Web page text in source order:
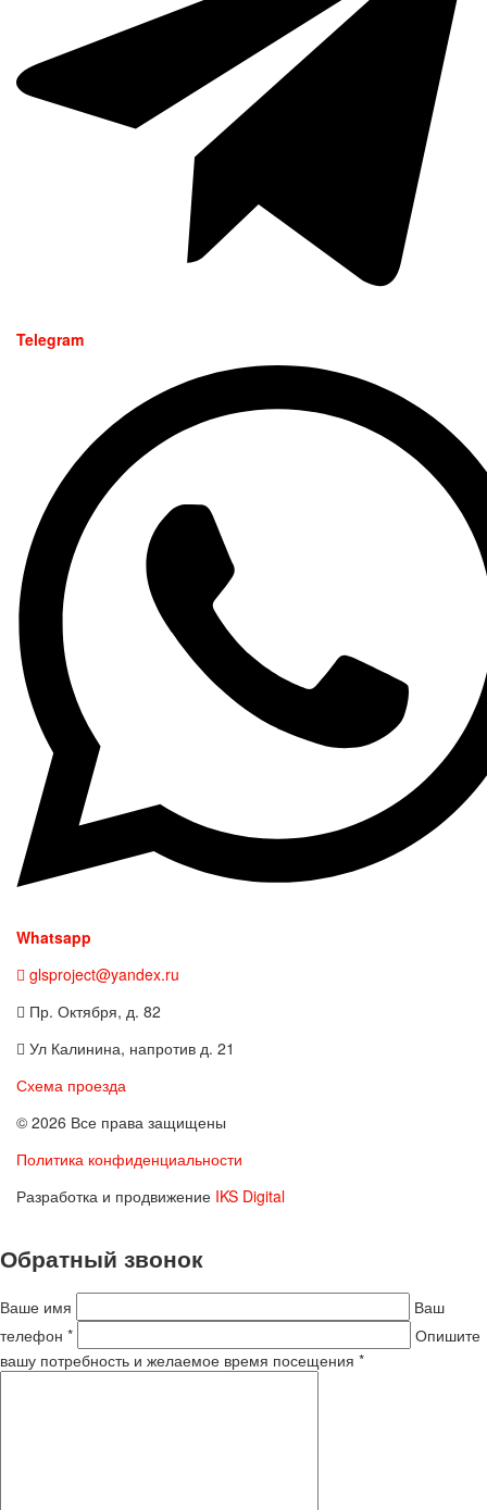
Telegram
Whatsapp
glsproject@yandex.ru
Пр. Октября, д. 82
Ул Калинина, напротив д. 21
Схема проезда
© 2026 Все права защищены
Политика конфиденциальности
Разработка и продвижение IKS Digital
Обратный звонок
Ваше имя
Ваш
телефон *
Опишите
вашу потребность и желаемое время посещения *